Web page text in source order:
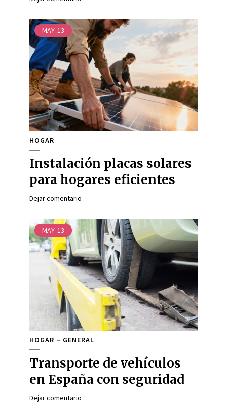
MAY 13
HOGAR
Instalación placas solares
para hogares eficientes
Dejar comentario
MAY 13
HOGAR GENERAL
Transporte de vehículos
en España con seguridad
Dejar comentario